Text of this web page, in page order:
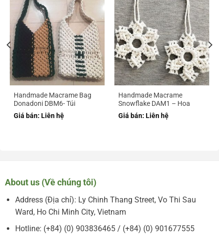
Handmade Macrame Bag
Donadoni DBM6- Túi
Macrame handmade
Donadoni DBM6
Giá bán: Liên hệ
Handmade Macrame
Snowflake DAM1 – Hoa
Tuyết Macrame Handmade
DAM1
Giá bán: Liên hệ
About us (Về chúng tôi)
Address (Địa chỉ): Ly Chinh Thang Street, Vo Thi Sau
Ward, Ho Chi Minh City, Vietnam
Hotline: (+84) (0) 903836465 / (+84) (0) 901677555